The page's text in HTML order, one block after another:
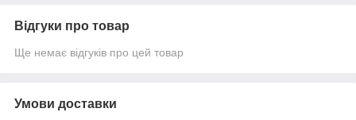
Відгуки про товар
Ще немає відгуків про цей товар
Умови доставки